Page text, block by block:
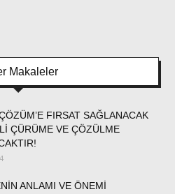
Makaleler
FIRSAT SAĞLANACAK
ÇÜRÜME VE ÇÖZÜLME
ANLAMI VE ÖNEMİ